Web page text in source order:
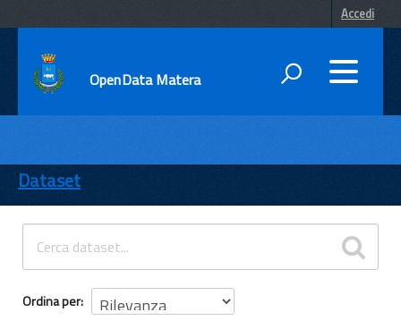
Accedi
OpenData Matera
ENTI
TEMI
INFORMAZIONI
Dataset
Ordina per